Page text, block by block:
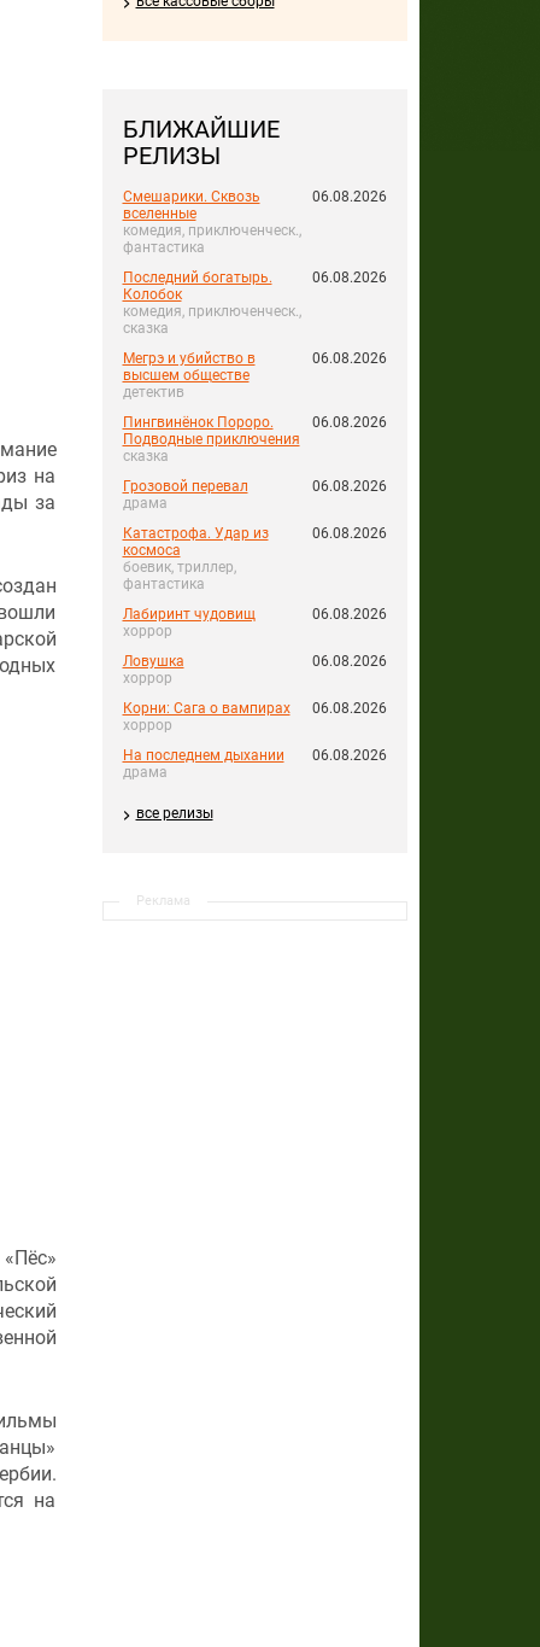
БЛИЖАЙШИЕ
РЕЛИЗЫ
Смешарики. Сквозь
вселенные
комедия, приключенческ.,
фантастика
06.08.2026
Последний богатырь.
Колобок
комедия, приключенческ.,
сказка
06.08.2026
Мегрэ и убийство в
высшем обществе
детектив
06.08.2026
Пингвинёнок Пороро.
Подводные приключения
сказка
06.08.2026
Грозовой перевал
драма
06.08.2026
Катастрофа. Удар из
космоса
боевик, триллер,
фантастика
06.08.2026
Лабиринт чудовищ
хоррор
06.08.2026
Ловушка
хоррор
06.08.2026
Корни: Сага о вампирах
хоррор
06.08.2026
На последнем дыхании
драма
06.08.2026
все релизы
Реклама
на
за
на